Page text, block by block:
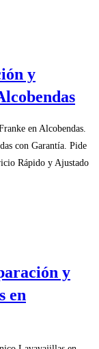
y
en Alcobendas.
con Garantía. Pide
Rápido y Ajustado
y
en